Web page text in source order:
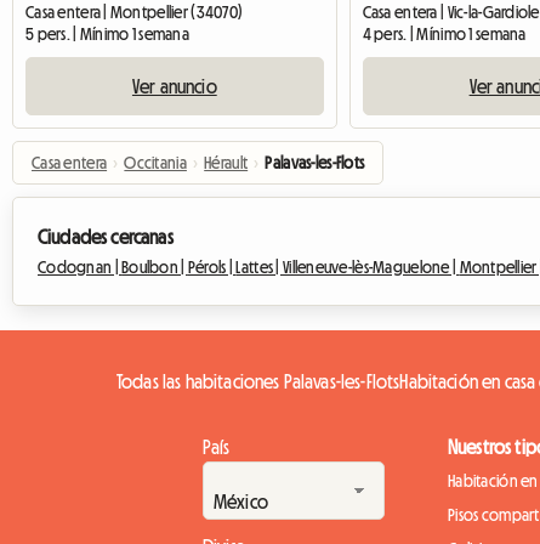
Casa entera | Montpellier (34070)
5 pers. | Mínimo 1 semana
Ver anuncio
Casa entera | Vic-la-Gardiole
4 pers. | Mínimo 1 semana
Ver
Casa entera › Occitania › Hérault › Palavas-les-Flots
Ciudades cercanas
Codognan | Boulbon | Pérols | Lattes | Villeneuve-lès-Maguelone |
Todas las habitaciones Palavas-les-FlotsHabitación en
País Nuestros
Habitación
Pisos